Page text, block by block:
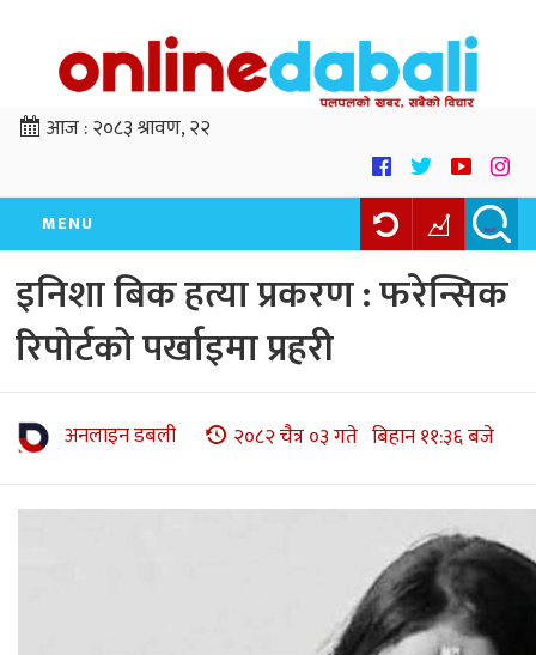
आज :२०८३ श्रावण, २२
MENU
इनिशा बिक हत्या प्रकरण : फरेन्सिक
रिपोर्टको पर्खाइमा प्रहरी
अनलाइन डबली २०८२ चैत्र ०३ गते बिहान ११:३६ बजे